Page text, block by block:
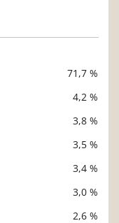
71,7 %
4,2 %
3,8 %
3,5 %
3,4 %
3,0 %
2,6 %